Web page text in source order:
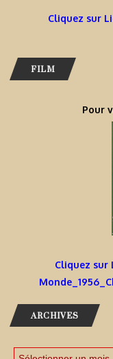
Cliquez sur
FILM
Pour
Cliquez sur
ARCHIVES